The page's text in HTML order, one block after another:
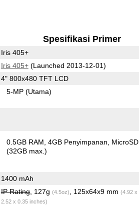
Spesifikasi Primer
Iris 405+
Iris 405+(Launched 2013-12-01)
4" 800x480 TFT LCD
5-MP(Utama)
0.5GB RAM 4GB Penyimpanan
MicroSD
(32GB max.)
1400 mAh
IP Rating, 127g (4.5oz) , 125x64x9 mm (4.92 x
2.52 x 0.35 inches)